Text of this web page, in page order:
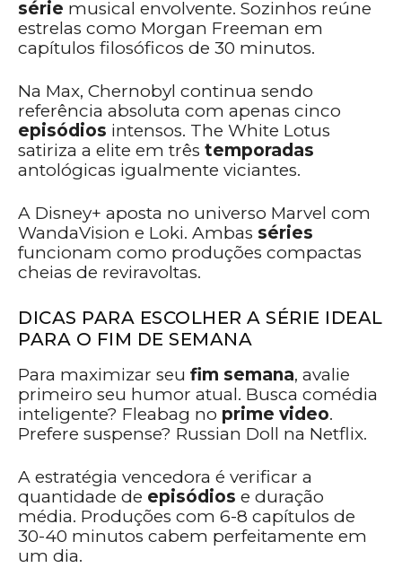
série musical envolvente. Sozinhos reúne
estrelas como Morgan Freeman em
capítulos filosóficos de 30 minutos.
Na Max, Chernobyl continua sendo
referência absoluta com apenas cinco
episódios intensos. The White Lotus
satiriza a elite em três temporadas
antológicas igualmente viciantes.
A Disney+ aposta no universo Marvel com
WandaVision e Loki. Ambas séries
funcionam como produções compactas
cheias de reviravoltas.
DICAS PARA ESCOLHER A SÉRIE IDEAL
PARA O FIM DE SEMANA
Para maximizar seu fim semana, avalie
primeiro seu humor atual. Busca comédia
inteligente? Fleabag no prime video.
Prefere suspense? Russian Doll na Netflix.
A estratégia vencedora é verificar a
quantidade de episódios e duração
média. Produções com 6-8 capítulos de
30-40 minutos cabem perfeitamente em
um dia.